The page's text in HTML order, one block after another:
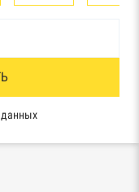
обслуживания
данных